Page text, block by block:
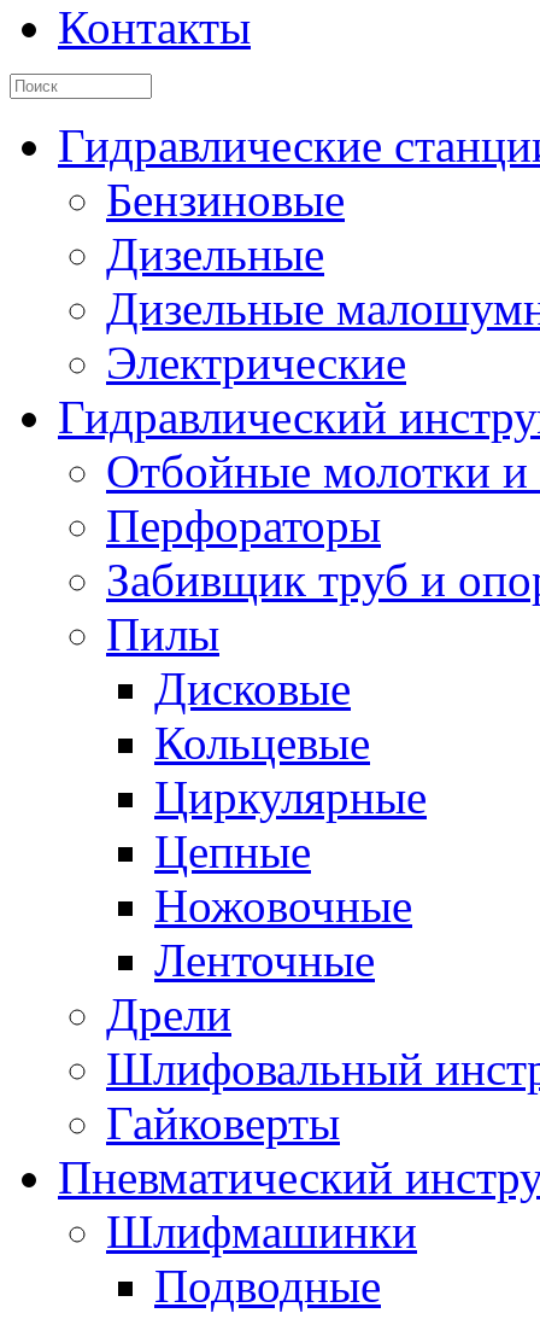
Контакты
Гидравлические
Бензиновые
Дизельные
Дизельные
Электрические
Гидравлический
Отбойные молотки
Перфораторы
Забивщик труб и
Пилы
Дисковые
Кольцевые
Циркулярные
Цепные
Ножовочные
Ленточные
Дрели
Шлифовальный
Гайковерты
Пневматический
Шлифмашинки
Подводные